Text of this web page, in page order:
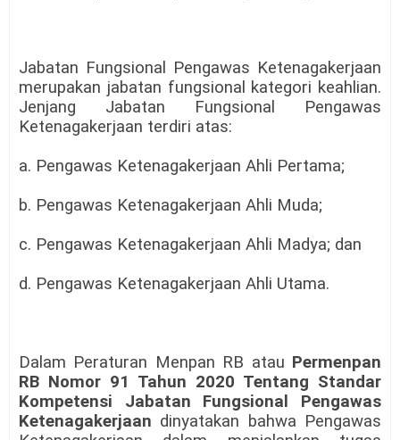
Jabatan Fungsional Pengawas Ketenagakerjaan
merupakan jabatan fungsional kategori keahlian.
Jenjang Jabatan Fungsional Pengawas
Ketenagakerjaan terdiri atas:
a. Pengawas Ketenagakerjaan Ahli Pertama;
b. Pengawas Ketenagakerjaan Ahli Muda;
c. Pengawas Ketenagakerjaan Ahli Madya; dan
d. Pengawas Ketenagakerjaan Ahli Utama.
Dalam Peraturan Menpan RB atau Permenpan
RB Nomor 91 Tahun 2020 Tentang Standar
Kompetensi Jabatan Fungsional Pengawas
Ketenagakerjaan dinyatakan bahwa Pengawas